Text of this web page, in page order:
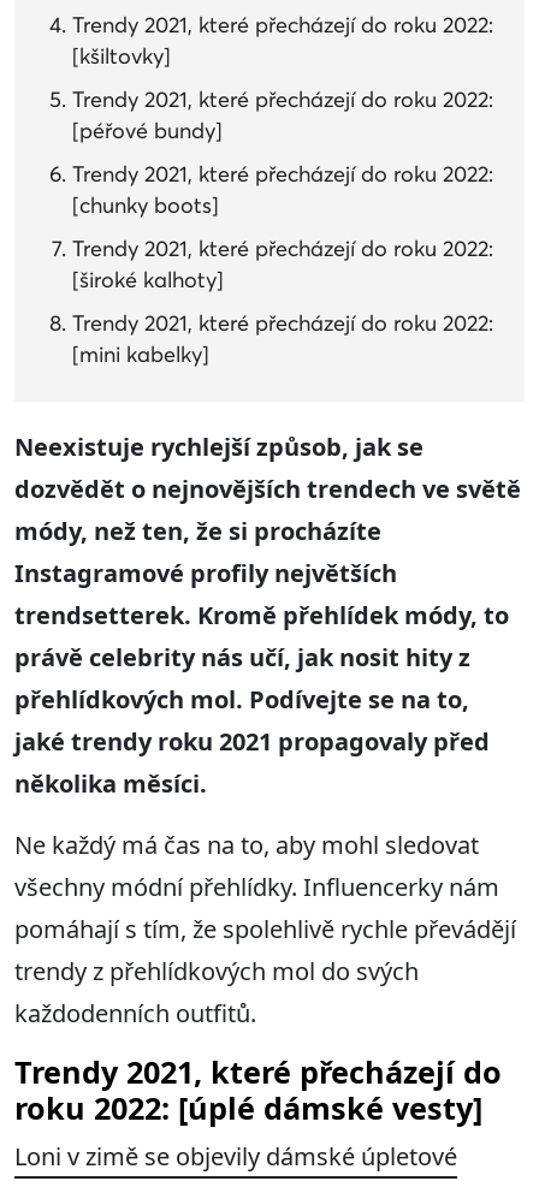
Trendy 2021, které přecházejí do roku 2022:
[kšiltovky]
Trendy 2021, které přecházejí do roku 2022:
[péřové bundy]
Trendy 2021, které přecházejí do roku 2022:
[chunky boots]
Trendy 2021, které přecházejí do roku 2022:
[široké kalhoty]
Trendy 2021, které přecházejí do roku 2022:
[mini kabelky]
Neexistuje rychlejší způsob, jak se
dozvědět o nejnovějších trendech ve světě
módy, než ten, že si procházíte
Instagramové profily největších
trendsetterek. Kromě přehlídek módy, to
právě celebrity nás učí, jak nosit hity z
přehlídkových mol. Podívejte se na to,
jaké trendy roku 2021 propagovaly před
několika měsíci.
Ne každý má čas na to, aby mohl sledovat
všechny módní přehlídky. Influencerky nám
pomáhají s tím, že spolehlivě rychle převádějí
trendy z přehlídkových mol do svých
každodenních outfitů.
Trendy 2021, které přecházejí do
roku 2022: [úplé dámské vesty]
Loni v zimě se objevily dámské úpletové